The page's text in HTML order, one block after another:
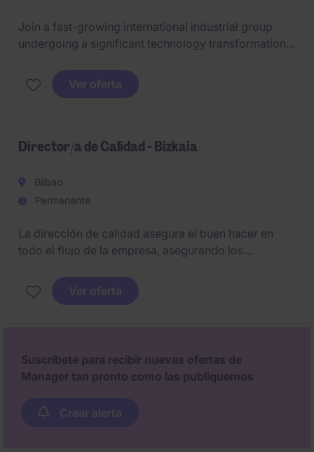
Join a fast-growing international industrial group
undergoing a significant technology transformation
Lead the definition and execution of the global IT
strategy, including the implementation of a future
international organization.
Ver oferta
Director/a de Calidad - Bizkaia
Bilbao
Permanente
La dirección de calidad asegura el buen hacer en
todo el flujo de la empresa, asegurando los
optimización de procesos.
Ver oferta
Suscríbete para recibir nuevas ofertas de
Manager tan pronto como las publiquemos
Crear alerta